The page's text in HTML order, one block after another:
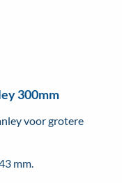
300mm
voor grotere
mm.